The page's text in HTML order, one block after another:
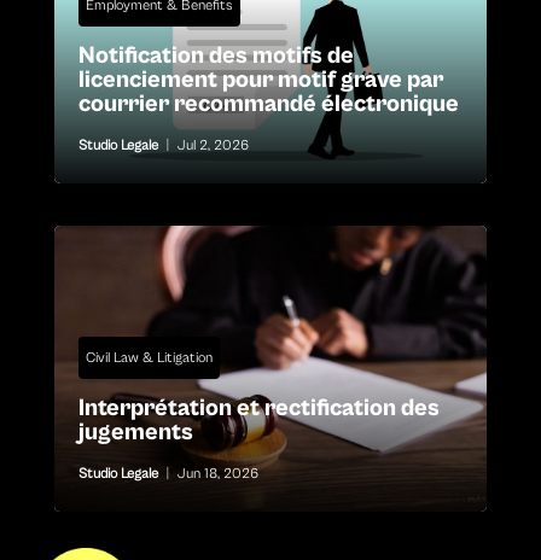
Employment & Benefits
Notification des motifs de
licenciement pour motif grave par
courrier recommandé électronique
Studio Legale Jul 2, 2026
Civil Law & Litigation
Interprétation et rectification des
jugements
Studio Legale Jun 18, 2026